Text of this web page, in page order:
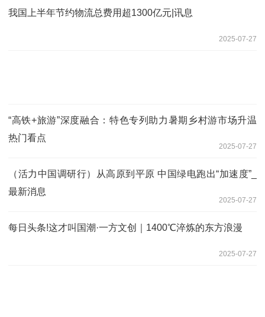
我国上半年节约物流总费用超1300亿元|讯息
2025-07-27
“高铁+旅游”深度融合：特色专列助力暑期乡村游市场升温
热门看点
2025-07-27
（活力中国调研行）从高原到平原 中国绿电跑出“加速度”_
最新消息
2025-07-27
每日头条!这才叫国潮·一方文创｜1400℃淬炼的东方浪漫
2025-07-27